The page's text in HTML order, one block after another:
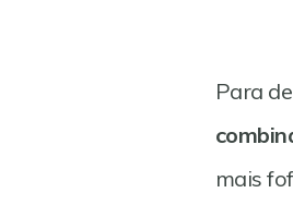
Para
mais